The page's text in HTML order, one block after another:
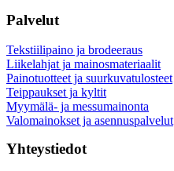
Palvelut
Tekstiilipaino ja brodeeraus
Liikelahjat ja mainosmateriaalit
Painotuotteet ja suurkuvatulosteet
Teippaukset ja kyltit
Myymälä- ja messumainonta
Valomainokset ja asennuspalvelut
Yhteystiedot